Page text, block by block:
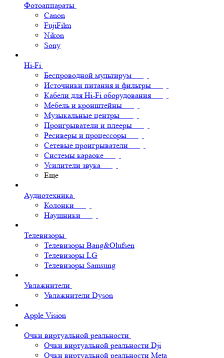
Фотоаппараты
Canon
FujiFilm
Nikon
Sony
Hi-Fi
Беспроводной мультирум
Источники питания и фильтры
Кабели для Hi-Fi оборудования
Мебель и кронштейны
Музыкальные центры
Проигрыватели и плееры
Ресиверы и процессоры
Сетевые проигрыватели
Системы караоке
Усилители звука
Еще
Аудиотехника
Колонки
Наушники
Телевизоры
Телевизоры Bang&Olufsen
Телевизоры LG
Телевизоры Samsung
Увлажнители
Увлажнители Dyson
Apple Vision
Очки виртуальной реальности
Очки виртуальной реальности Dji
Очки виртуальной реальности Meta